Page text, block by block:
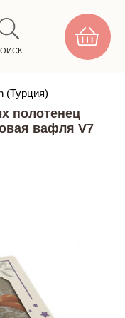
(Турция)
полотенец
вафля V7